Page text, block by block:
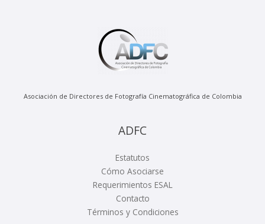
Asociación de Directores de Fotografía Cinematográfica de Colombia
ADFC
Estatutos
Cómo Asociarse
Requerimientos ESAL
Contacto
Términos y Condiciones